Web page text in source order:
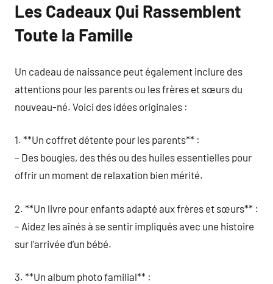
Les Cadeaux Qui Rassemblent
Toute la Famille
Un cadeau de naissance peut également inclure des
attentions pour les parents ou les frères et sœurs du
nouveau-né. Voici des idées originales :
1. **Un coffret détente pour les parents** :
– Des bougies, des thés ou des huiles essentielles pour
offrir un moment de relaxation bien mérité.
2. **Un livre pour enfants adapté aux frères et sœurs** :
– Aidez les aînés à se sentir impliqués avec une histoire
sur l’arrivée d’un bébé.
3. **Un album photo familial** :